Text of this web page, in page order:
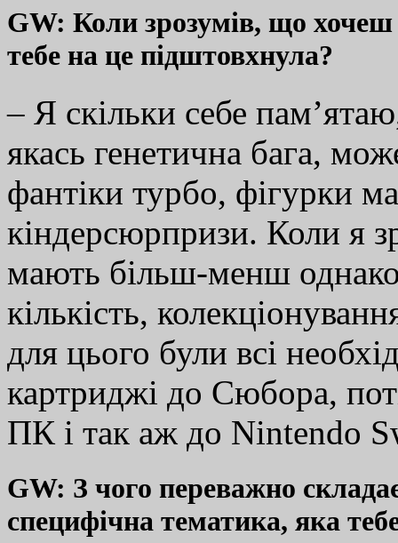
GW: Коли зрозумів, що хочеш
тебе на це підштовхнула?
– Я скільки себе
якась генетична бага,
фантіки турбо, фігурки
кіндерсюрпризи. Коли я
мають більш-менш
кількість,
для цього були всі
картриджі до Сюбора,
ПК і так аж до Nintendo
GW: З чого переважно
специфічна тематика, яка